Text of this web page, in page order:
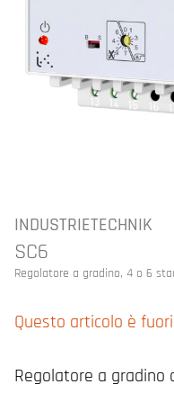
INDUSTRIETECHNIK
SC6
Regolatore a gradino, 4 o 6
Questo articolo è
Regolatore a gradino